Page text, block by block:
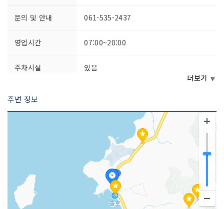
문의 및 안내 061-535-2437
영업시간 07:00~20:00
주차시설 있음
김치찌개, 된장찌개, 낙지전골, 해물탕
20020523165
더보기 🔽
주변 정보